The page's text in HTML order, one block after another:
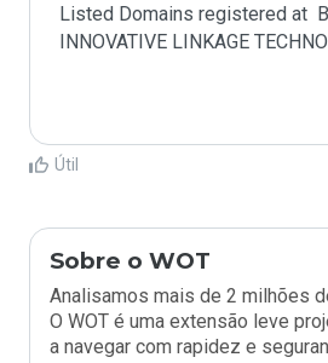
Listed Domains registered at
INNOVATIVE LINKAGE
Útil
Sobre o WOT
Analisamos mais de 2 milhões
O WOT é uma extensão leve
a navegar com rapidez e